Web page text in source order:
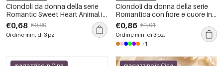
Ciondoli da donna della serie
Romantic Sweet Heart Animal in
acciaio inossidabile
impermeabile color oro.
€0,68 €0,80
Ordine min. di 3 pz.
Ciondoli da donna della serie
Romantica con fiore e cuore in
smalto, in acciaio inossidabile,
impermeabili, colore oro.
€0,86 €1,01
Ordine min. di 3 pz.
+1